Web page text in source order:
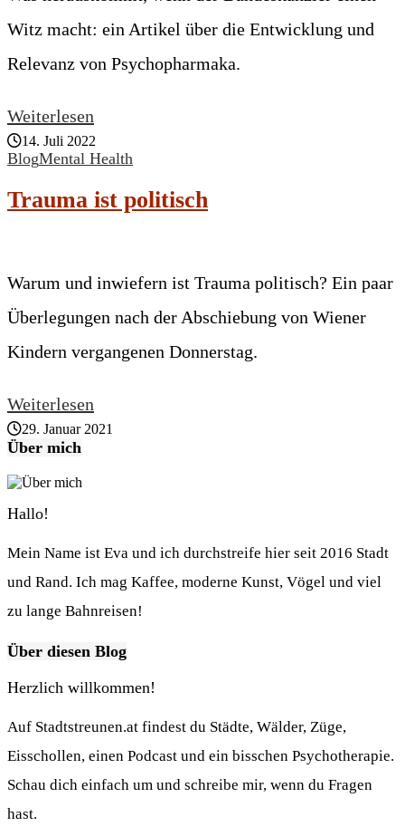
Witz macht: ein Artikel über die Entwicklung und
Relevanz von Psychopharmaka.
Weiterlesen
14. Juli 2022
BlogMental Health
Trauma ist politisch
Warum und inwiefern ist Trauma politisch? Ein paar
Überlegungen nach der Abschiebung von Wiener
Kindern vergangenen Donnerstag.
Weiterlesen
29. Januar 2021
Über mich
Hallo!
Mein Name ist Eva und ich durchstreife hier seit 2016 Stadt
und Rand. Ich mag Kaffee, moderne Kunst, Vögel und viel
zu lange Bahnreisen!
Über diesen Blog
Herzlich willkommen!
Auf Stadtstreunen.at findest du Städte, Wälder, Züge,
Eisschollen, einen Podcast und ein bisschen Psychotherapie.
Schau dich einfach um und schreibe mir, wenn du Fragen
hast.